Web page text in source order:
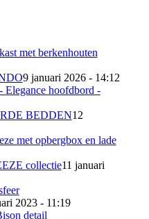
9 januari 2026 - 14:12
BEDDEN12
collectie11 januari
2023 - 11:19